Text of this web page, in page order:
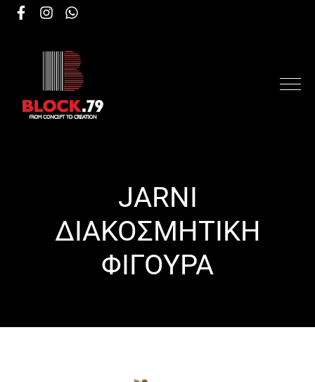
JARNI
ΔΙΑΚΟΣΜΗΤΙΚΗ
ΦΙΓΟΥΡΑ